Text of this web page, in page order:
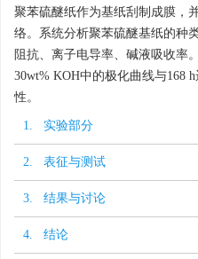
聚苯硫醚纸作为基纸刮制成膜，
络。系统分析聚苯硫醚基纸的种
阻抗、离子电导率、碱液吸收率
30wt% KOH中的极化曲线与168
性。
1. 实验部分
2. 表征与测试
3. 结果与讨论
4. 结论